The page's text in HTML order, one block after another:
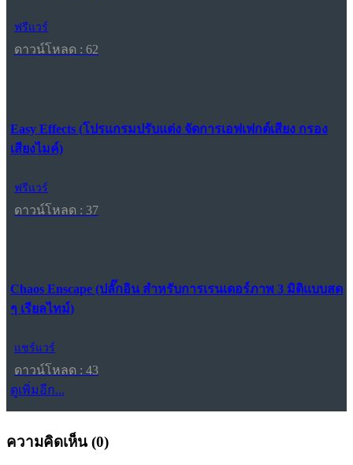
ฟรีแวร์
ดาวน์โหลด : 62
Easy Effects (โปรแกรมปรับแต่ง จัดการเอฟเฟกต์เสียง กรอง
เสียงไมค์)
ฟรีแวร์
ดาวน์โหลด : 37
Chaos Enscape (ปลั๊กอิน สำหรับการเรนเดอร์ภาพ 3 มิติแบบสด
ๆ เรียลไทม์)
แชร์แวร์
ดาวน์โหลด : 43
ดูเพิ่มอีก...
ความคิดเห็น (0)